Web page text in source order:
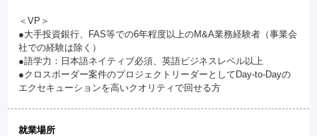
＜VP＞
●大手投資銀行、FAS等での6年程度以上のM&A業務経験者（事業会
社での経験は除く）
●語学力：日本語ネイティブ必須、英語ビジネスレベル以上
●クロスボーダー案件のプロジェクトリーダーとしてDay-to-Dayの
エクセキューションを高いクオリティで回せる方
就業場所